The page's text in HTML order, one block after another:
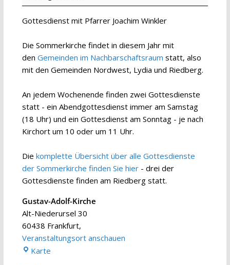
Gottesdienst mit Pfarrer Joachim Winkler
Die Sommerkirche findet in diesem Jahr mit
den Gemeinden im Nachbarschaftsraum statt, also
mit den Gemeinden Nordwest, Lydia und Riedberg.
An jedem Wochenende finden zwei Gottesdienste
statt - ein Abendgottesdienst immer am Samstag
(18 Uhr) und ein Gottesdienst am Sonntag - je nach
Kirchort um 10 oder um 11 Uhr.
Die komplette Übersicht über alle Gottesdienste
der Sommerkirche finden Sie hier- drei der
Gottesdienste finden am Riedberg statt.
Gustav-Adolf-Kirche
Alt-Niederursel 30
60438 Frankfurt,
Veranstaltungsort anschauen
KarteGustav-